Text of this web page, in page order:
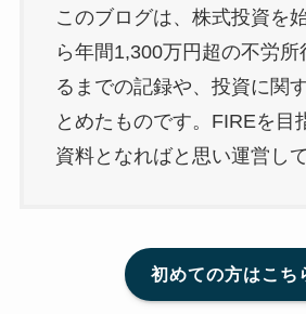
このブログは、株式投資を
ら年間1,300万円超の不労所
るまでの記録や、投資に関
とめたものです。FIREを目
資料となればと思い運営し
初めての方はこち